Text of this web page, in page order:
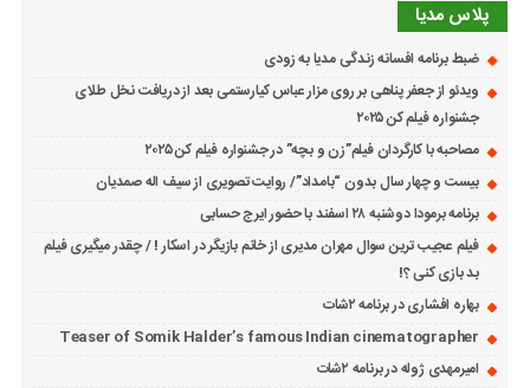
پلاس مدیا
ضبط برنامه افسانه زندگی مدیا به زودی
ویدئو از جعفر پناهی بر روی مزار عباس کیارستمی بعد از دریافت نخل طلای
جشنواره فیلم کن ۲۰۲۵
مصاحبه با کارگردان فیلم”زن و بچه” در جشنواره فیلم کن ۲۰۲۵
بیست و چهار سال بدون “بامداد”/ روایت تصویری از سیف اله صمدیان
برنامه برمودا دوشنبه ۲۸ اسفند با حضور ایرج حسابی
فیلم عجیب ترین سوال مهران مدیری از خانم بازیگر در اسکار ! / چقدر میگیری فیلم
بد بازی کنی ؟!
بهاره افشاری در برنامه ۲شات
Teaser of Somik Halder’s famous Indian cinematographer
امیرمهدی ژوله در برنامه ۲شات